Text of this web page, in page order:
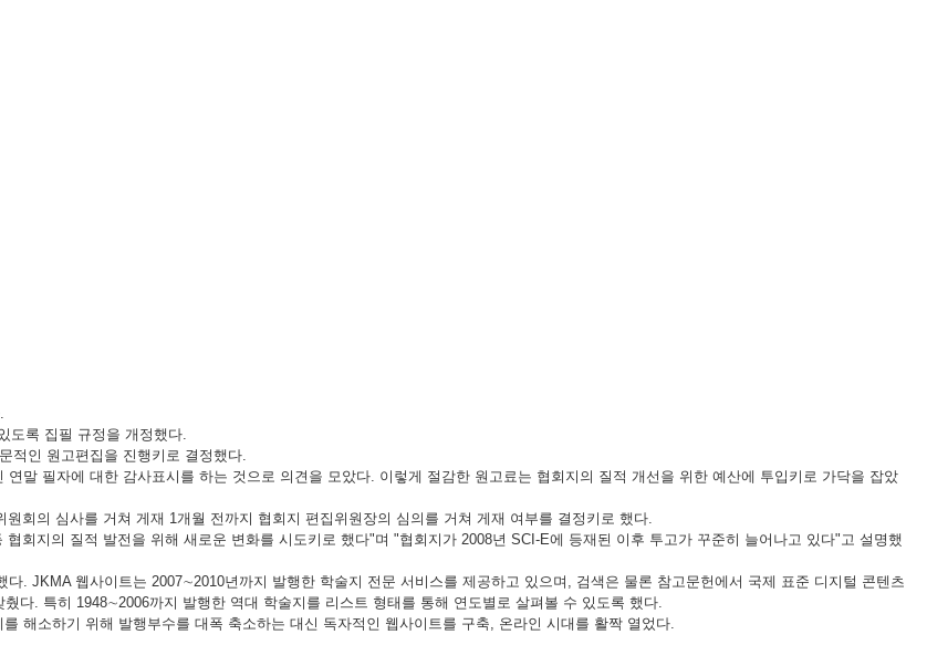
도록 집필 규정을 개정했다.
적인 원고편집을 진행키로 결정했다.
말 필자에 대한 감사표시를 하는 것으로 의견을 모았다. 이렇게 절감한 원고료는 협회지의 질적 개선을 위한 예산에 투입키로 가닥을 잡았
회의 심사를 거쳐 게재 1개월 전까지 협회지 편집위원장의 심의를 거쳐 게재 여부를 결정키로 했다.
회지의 질적 발전을 위해 새로운 변화를 시도키로 했다"며 "협회지가 2008년 SCI-E에 등재된 이후 투고가 꾸준히 늘어나고 있다"고 설명했
다. JKMA 웹사이트는 2007∼2010년까지 발행한 학술지 전문 서비스를 제공하고 있으며, 검색은 물론 참고문헌에서 국제 표준 디지털 콘텐츠
다. 특히 1948∼2006까지 발행한 역대 학술지를 리스트 형태를 통해 연도별로 살펴볼 수 있도록 했다.
해소하기 위해 발행부수를 대폭 축소하는 대신 독자적인 웹사이트를 구축, 온라인 시대를 활짝 열었다.